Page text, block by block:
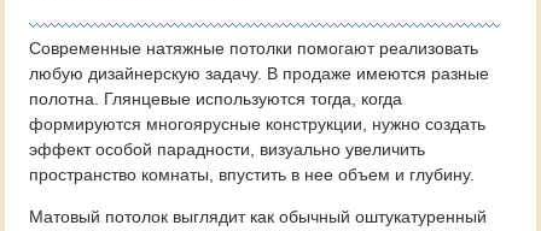
Современные натяжные потолки помогают реализовать
любую дизайнерскую задачу. В продаже имеются разные
полотна. Глянцевые используются тогда, когда
формируются многоярусные конструкции, нужно создать
эффект особой парадности, визуально увеличить
пространство комнаты, впустить в нее объем и глубину.
Матовый потолок выглядит как обычный оштукатуренный